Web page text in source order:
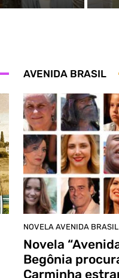
AVENIDA BRASIL
NOVELA AVENIDA BRASIL
Novela
Begônia
Carminha